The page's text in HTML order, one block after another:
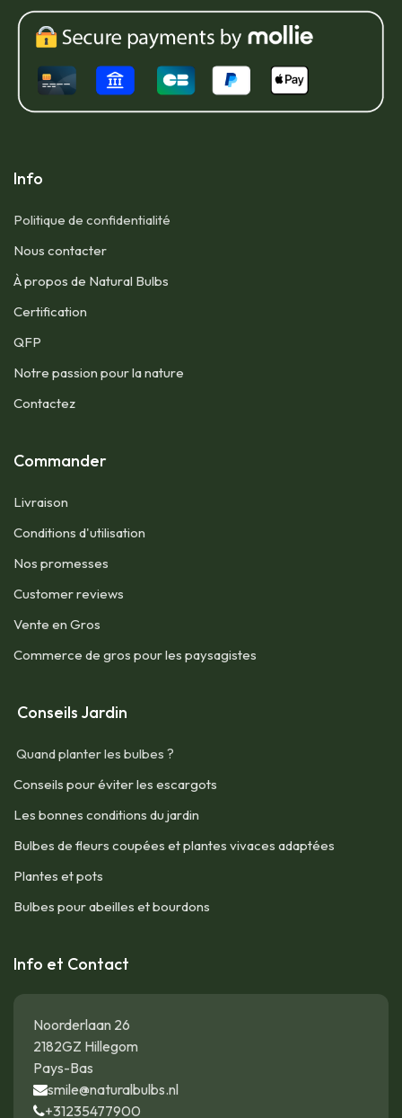
Info
Politique de confidentialité
Nous contacter​
À propos de Natural Bulbs
Certification
QFP​
Notre passion pour la nature
Contactez
Commander
Livraison
Conditions d'utilisation​
Nos promesses
Customer reviews
Vente en Gros
Commerce de gros pour les paysagistes
Conseils Jardin
Quand planter les bulbes ?
Conseils pour éviter les escargots
Les bonnes conditions du jardin
Bulbes de fleurs coupées et plantes vivaces adaptées
Plantes et pots
Bulbes pour abeilles et bourdons
Info et Contact
Noorderlaan 26
2182GZ Hillegom
Pays-Bas
smile@naturalbulbs.nl
+31235477900